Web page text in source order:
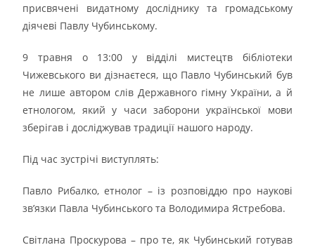
присвячені видатному досліднику та громадському
діячеві Павлу Чубинському.
9 травня о 13:00 у відділі мистецтв бібліотеки
Чижевського ви дізнаєтеся, що Павло Чубинський був
не лише автором слів Державного гімну України, а й
етнологом, який у часи заборони української мови
зберігав і досліджував традиції нашого народу.
Під час зустрічі виступлять:
Павло Рибалко, етнолог – із розповіддю про наукові
зв’язки Павла Чубинського та Володимира Ястребова.
Світлана Проскурова – про те, як Чубинський готував